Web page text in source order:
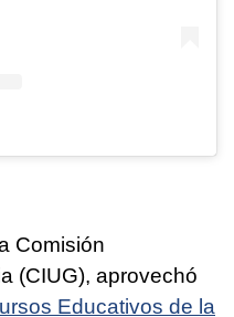
Comisión
(CIUG), aprovechó
Educativos de la